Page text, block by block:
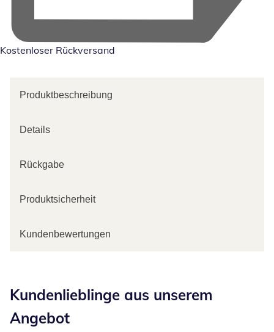
Kostenloser Rückversand
Produktbeschreibung
Details
Rückgabe
Produktsicherheit
Kundenbewertungen
Kundenlieblinge aus unserem
Angebot